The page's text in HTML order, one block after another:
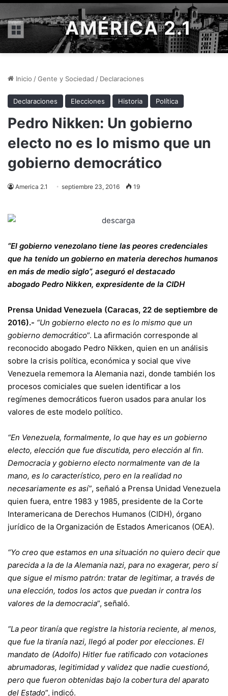
Menú AMÉRICA 2.1
Inicio /Gente y Sociedad / Declaraciones
Declaraciones Elecciones Historia Política
Pedro Nikken: Un gobierno
electo no es lo mismo que un
gobierno democrático
America 2.1 septiembre 23, 2016 19
“El gobierno venezolano tiene las peores credenciales
que ha tenido un gobierno en materia derechos humanos
en más de medio siglo”, aseguró el destacado
abogado Pedro Nikken, expresidente de la CIDH
Prensa Unidad Venezuela (Caracas, 22 de septiembre de
2016).- “Un gobierno electo no es lo mismo que un
gobierno democrático”. La afirmación corresponde al
reconocido abogado Pedro Nikken, quien en un análisis
sobre la crisis política, económica y social que vive
Venezuela rememora la Alemania nazi, donde también los
procesos comiciales que suelen identificar a los
regímenes democráticos fueron usados para anular los
valores de este modelo político.
“En Venezuela, formalmente, lo que hay es un gobierno
electo, elección que fue discutida, pero elección al fin.
Democracia y gobierno electo normalmente van de la
mano, es lo característico, pero en la realidad no
necesariamente es así”, señaló a Prensa Unidad Venezuela
quien fuera, entre 1983 y 1985, presidente de la Corte
Interamericana de Derechos Humanos (CIDH), órgano
jurídico de la Organización de Estados Americanos (OEA).
“Yo creo que estamos en una situación no quiero decir que
parecida a la de la Alemania nazi, para no exagerar, pero sí
que sigue el mismo patrón: tratar de legitimar, a través de
una elección, todos los actos que puedan ir contra los
valores de la democracia”, señaló.
“La peor tiranía que registre la historia reciente, al menos,
que fue la tiranía nazi, llegó al poder por elecciones. El
mandato de (Adolfo) Hitler fue ratificado con votaciones
abrumadoras, legitimidad y validez que nadie cuestionó,
pero que fueron obtenidas bajo la cobertura del aparato
del Estado”, indicó.